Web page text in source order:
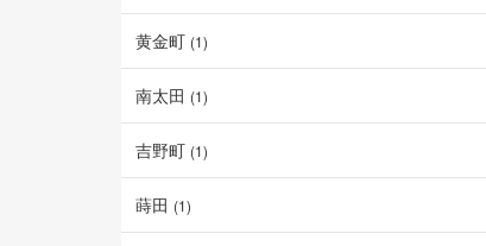
黄金町 (1)
南太田 (1)
吉野町 (1)
蒔田 (1)